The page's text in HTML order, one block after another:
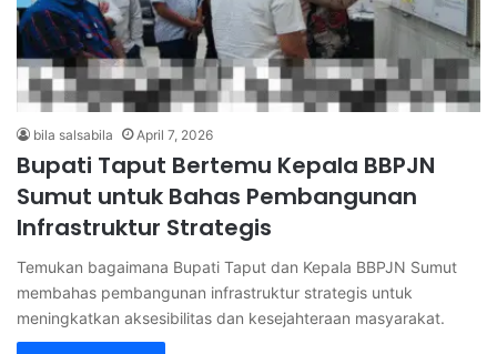
bila salsabila April 7, 2026
Bupati Taput Bertemu Kepala BBPJN
Sumut untuk Bahas Pembangunan
Infrastruktur Strategis
Temukan bagaimana Bupati Taput dan Kepala BBPJN Sumut
membahas pembangunan infrastruktur strategis untuk
meningkatkan aksesibilitas dan kesejahteraan masyarakat.